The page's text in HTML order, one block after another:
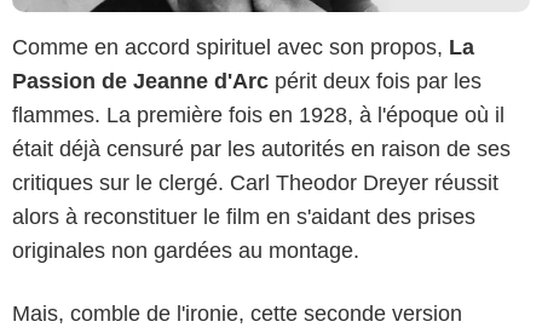
Comme en accord spirituel avec son propos, La
Passion de Jeanne d'Arc périt deux fois par les
flammes. La première fois en 1928, à l'époque où il
était déjà censuré par les autorités en raison de ses
critiques sur le clergé. Carl Theodor Dreyer réussit
alors à reconstituer le film en s'aidant des prises
originales non gardées au montage.
Mais, comble de l'ironie, cette seconde version